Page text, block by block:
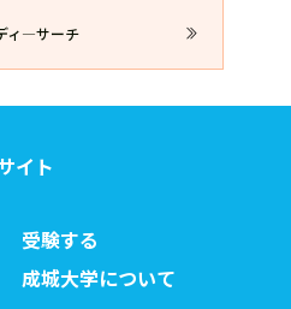
ィ―サーチ
イト
受験する
成城大学について